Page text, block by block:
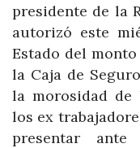
presidente de la
autorizó este
Estado del
la Caja de
la morosidad de
los ex
presentar